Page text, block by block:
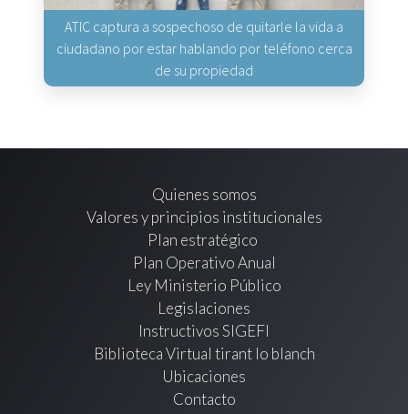
ATIC captura a sospechoso de quitarle la vida a
ciudadano por estar hablando por teléfono cerca
de su propiedad
Quienes somos
Valores y principios institucionales
Plan estratégico
Plan Operativo Anual
Ley Ministerio Público
Legislaciones
Instructivos SIGEFI
Biblioteca Virtual tirant lo blanch
Ubicaciones
Contacto